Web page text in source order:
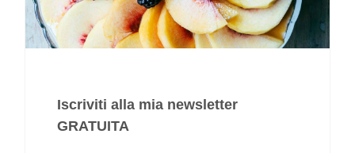
Iscriviti alla mia newsletter
GRATUITA